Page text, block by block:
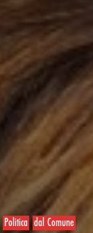
Politica dal Comune